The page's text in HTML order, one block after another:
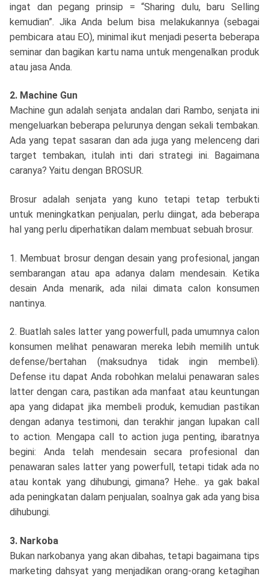
ingat dan pegang prinsip = “Sharing dulu, baru Selling
kemudian”. Jika Anda belum bisa melakukannya (sebagai
pembicara atau EO), minimal ikut menjadi peserta beberapa
seminar dan bagikan kartu nama untuk mengenalkan produk
atau jasa Anda.
2. Machine Gun
Machine gun adalah senjata andalan dari Rambo, senjata ini
mengeluarkan beberapa pelurunya dengan sekali tembakan.
Ada yang tepat sasaran dan ada juga yang melenceng dari
target tembakan, itulah inti dari strategi ini. Bagaimana
caranya? Yaitu dengan BROSUR.
Brosur adalah senjata yang kuno tetapi tetap terbukti
untuk meningkatkan penjualan, perlu diingat, ada beberapa
hal yang perlu diperhatikan dalam membuat sebuah brosur.
1. Membuat brosur dengan desain yang profesional, jangan
sembarangan atau apa adanya dalam mendesain. Ketika
desain Anda menarik, ada nilai dimata calon konsumen
nantinya.
2. Buatlah sales latter yang powerfull, pada umumnya calon
konsumen melihat penawaran mereka lebih memilih untuk
defense/bertahan (maksudnya tidak ingin membeli).
Defense itu dapat Anda robohkan melalui penawaran sales
latter dengan cara, pastikan ada manfaat atau keuntungan
apa yang didapat jika membeli produk, kemudian pastikan
dengan adanya testimoni, dan terakhir jangan lupakan call
to action. Mengapa call to action juga penting, ibaratnya
begini: Anda telah mendesain secara profesional dan
penawaran sales latter yang powerfull, tetapi tidak ada no
atau kontak yang dihubungi, gimana? Hehe.. ya gak bakal
ada peningkatan dalam penjualan, soalnya gak ada yang bisa
dihubungi.
3. Narkoba
Bukan narkobanya yang akan dibahas, tetapi bagaimana tips
marketing dahsyat yang menjadikan orang-orang ketagihan